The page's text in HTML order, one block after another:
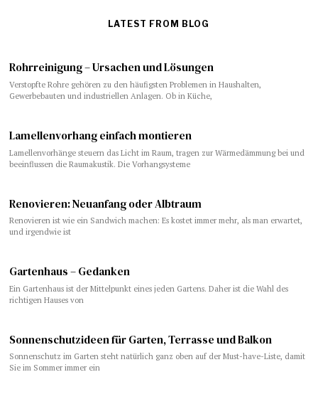
LATEST FROM BLOG
Rohrreinigung – Ursachen und Lösungen
Verstopfte Rohre gehören zu den häufigsten Problemen in Haushalten,
Gewerbebauten und industriellen Anlagen. Ob in Küche,
Lamellenvorhang einfach montieren
Lamellenvorhänge steuern das Licht im Raum, tragen zur Wärmedämmung bei und
beeinflussen die Raumakustik. Die Vorhangsysteme
​​Renovieren: Neuanfang oder Albtraum
Renovieren ist wie ein Sandwich machen: Es kostet immer mehr, als man erwartet,
und irgendwie ist
Gartenhaus – Gedanken
Ein Gartenhaus ist der Mittelpunkt eines jeden Gartens. Daher ist die Wahl des
richtigen Hauses von
Sonnenschutzideen für Garten, Terrasse und Balkon
Sonnenschutz im Garten steht natürlich ganz oben auf der Must-have-Liste, damit
Sie im Sommer immer ein